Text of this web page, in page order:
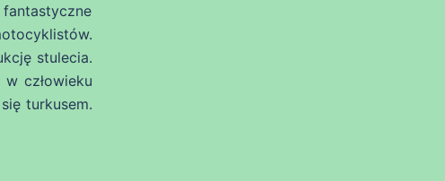
stulecia.
człowieku
turkusem.